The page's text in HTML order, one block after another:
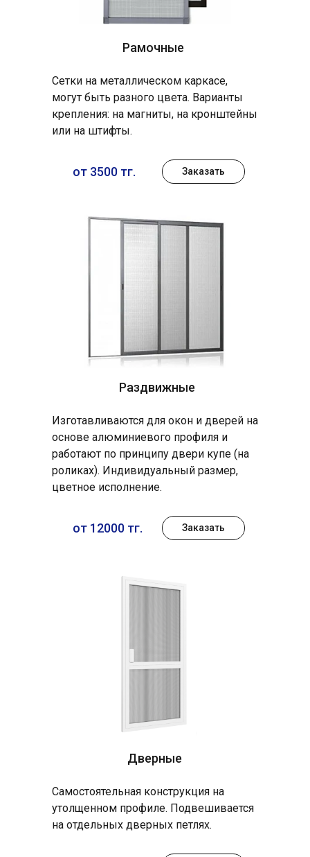
Рамочные
Раздвижные
Дверные
Сетки на металлическом каркасе,
могут быть разного цвета. Варианты
крепления: на магниты, на кронштейны
или на штифты.
Изготавливаются для окон и дверей на
основе алюминиевого профиля и
работают по принципу двери купе (на
роликах). Индивидуальный размер,
цветное исполнение.
Самостоятельная конструкция на
утолщенном профиле. Подвешивается
на отдельных дверных петлях.
от 3500 тг.
от 12000 тг.
Заказать
Заказать